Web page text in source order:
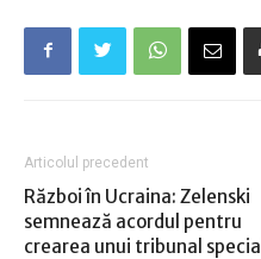
Articolul precedent
Război în Ucraina: Zelenski
semnează acordul pentru
crearea unui tribunal special